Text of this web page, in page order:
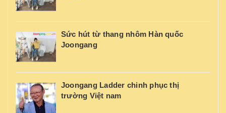
Sức hút từ thang nhôm Hàn quốc
Joongang
Joongang Ladder chinh phục thị
trường Việt nam